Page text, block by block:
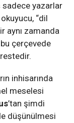
sadece yazarlar
“dil
aynı zamanda
çerçevede
inhisarında
meselesi
’tan şimdi
düşünülmesi